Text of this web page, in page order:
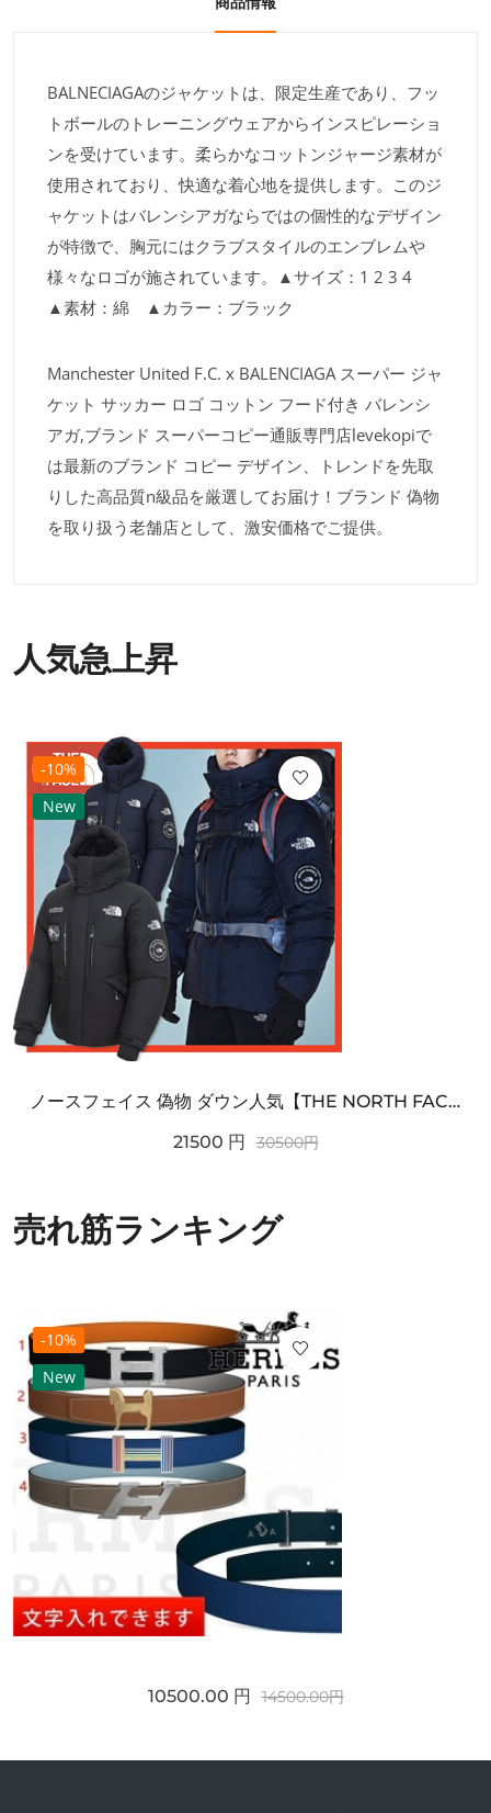
BALNECIAGAのジャケットは、限定生産であり、フッ
トボールのトレーニングウェアからインスピレーショ
ンを受けています。柔らかなコットンジャージ素材が
使用されており、快適な着心地を提供します。このジ
ャケットはバレンシアガならではの個性的なデザイン
が特徴で、胸元にはクラブスタイルのエンブレムや
様々なロゴが施されています。▲サイズ：1 2 3 4
▲素材：綿 ▲カラー：ブラック
Manchester United F.C. x BALENCIAGA スーパー ジャ
ケット サッカー ロゴ コットン フード付き バレンシ
アガ,ブランド スーパーコピー通販専門店levekopiで
は最新のブランド コピー デザイン、トレンドを先取
りした高品質n級品を厳選してお届け！ブランド 偽物
を取り扱う老舗店として、激安価格でご提供。
人気急上昇
-10%
New
ノースフェイス 偽物 ダウン人気【THE NORTH FACE】M'S 7 SUMMIT HIM...
21500 円 30500円
売れ筋ランキング
-10%
New
10500.00 円 14500.00円